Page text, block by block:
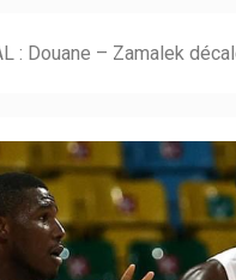
: Douane – Zamalek